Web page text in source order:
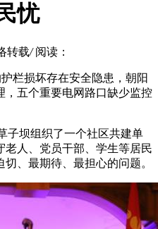
忧
转载/ 阅读：
栏损坏存在安全隐患，朝阳
，五个重要电网路口缺少监控
子坝组织了一个社区共建单
人、党员干部、学生等居民
、最期待、最担心的问题。